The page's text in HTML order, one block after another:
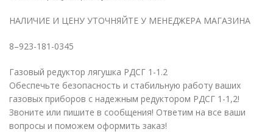
НАЛИЧИЕ И ЦЕНУ УТОЧНЯЙТЕ У МЕНЕДЖЕРА МАГАЗИНА
8–923-181-0345
Газовый редуктор лягушка РДСГ 1-1.2
Обеспечьте безопасность и стабильную работу ваших
газовых приборов с надежным редуктором РДСГ 1-1,2!
Звоните или пишите в сообщения! Ответим на все ваши
вопросы и поможем оформить заказ!